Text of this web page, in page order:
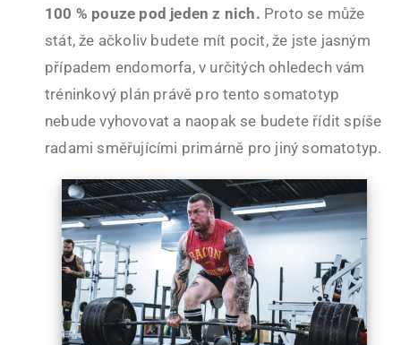
100 % pouze pod jeden z nich. Proto se může
stát, že ačkoliv budete mít pocit, že jste jasným
případem endomorfa, v určitých ohledech vám
tréninkový plán právě pro tento somatotyp
nebude vyhovovat a naopak se budete řídit spíše
radami směřujícími primárně pro jiný somatotyp.